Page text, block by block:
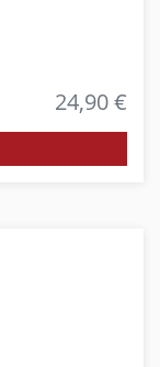
24,90 €